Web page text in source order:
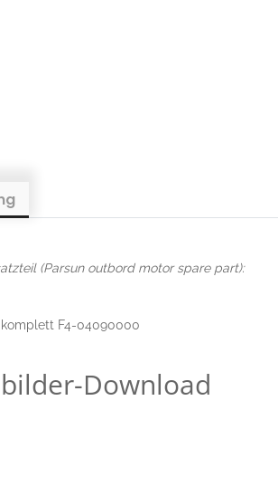
(Parsun outbord motor spare part):
F4-04090000
Download